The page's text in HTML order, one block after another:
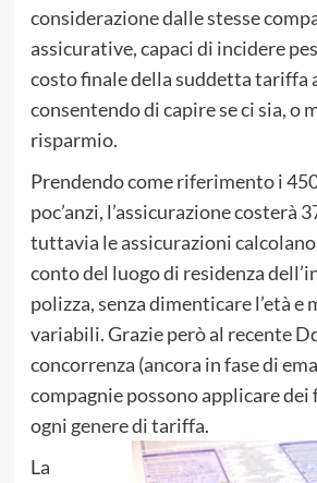
considerazione dalle stesse
assicurative, capaci di incidere
costo finale della suddetta tariffa
consentendo di capire se ci sia, o
risparmio.
Prendendo come riferimento i
poc’anzi, l’assicurazione costerà
tuttavia le assicurazioni
conto del luogo di residenza
polizza, senza dimenticare l’età e
variabili. Grazie però al recente
concorrenza (ancora in fase di
compagnie possono applicare
ogni genere di tariffa.
La